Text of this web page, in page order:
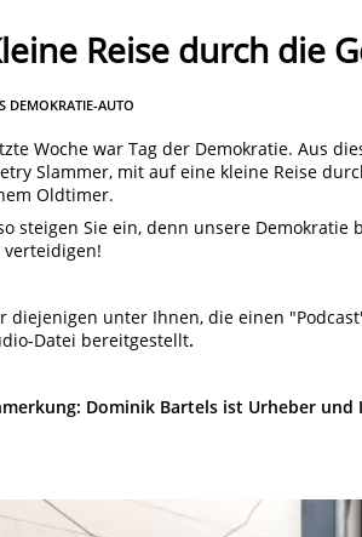
Reise durch die
DEMOKRATIE-AUTO
Woche war Tag der Demokratie. Aus
Slammer, mit auf eine kleine Reise
Oldtimer.
steigen Sie ein, denn unsere
verteidigen!
diejenigen unter Ihnen, die einen
Datei bereitgestellt.
Dominik Bartels ist Urheber und